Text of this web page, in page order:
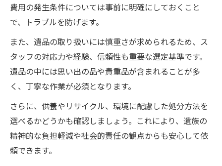
費用の発生条件については事前に明確にしておくこと
で、トラブルを防げます。
また、遺品の取り扱いには慎重さが求められるため、ス
タッフの対応力や経験、信頼性も重要な選定基準です。
遺品の中には思い出の品や貴重品が含まれることが多
く、丁寧な作業が必須となります。
さらに、供養やリサイクル、環境に配慮した処分方法を
選べるかどうかも確認しましょう。これにより、遺族の
精神的な負担軽減や社会的責任の観点からも安心して依
頼できます。